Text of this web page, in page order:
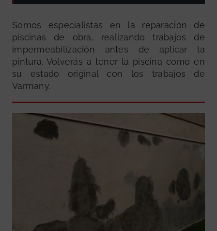
Somos especialistas en la reparación de
piscinas de obra, realizando trabajos de
impermeabilización antes de aplicar la
pintura. Volverás a tener la piscina como en
su estado original con los trabajos de
Varmany.